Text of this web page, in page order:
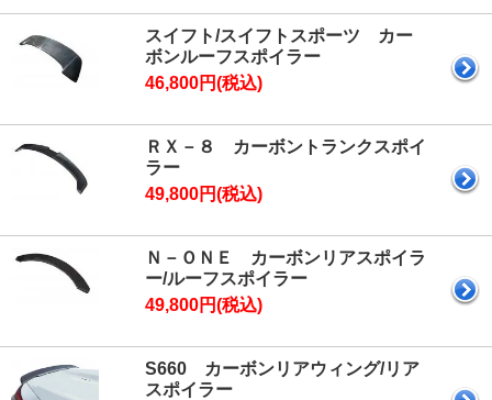
スイフト/スイフトスポーツ カー
ボンルーフスポイラー
46,800円(税込)
ＲＸ－８ カーボントランクスポイ
ラー
49,800円(税込)
Ｎ－ＯＮＥ カーボンリアスポイラ
ー/ルーフスポイラー
49,800円(税込)
S660 カーボンリアウィング/リア
スポイラー